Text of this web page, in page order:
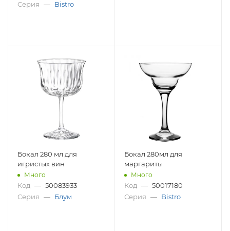
Серия — Bistro
Бокал 280 мл для
игристых вин
Много
Код — 50083933
Серия — Блум
Бокал 280мл для
маргариты
Много
Код — 50017180
Серия — Bistro